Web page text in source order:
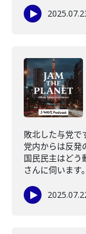
敗北した与党で
党内からは反発
国民民主はどう
さんに伺います。